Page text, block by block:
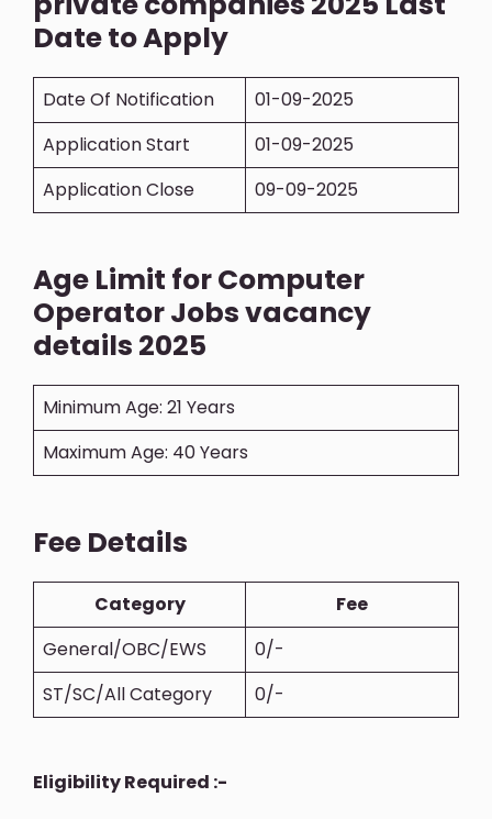
Date to Apply
Date Of Notification
01-09-2025
Application Start
01-09-2025
Application Close
09-09-2025
Age Limit for Computer
Operator Jobs vacancy
details 2025
Minimum Age: 21 Years
Maximum Age: 40 Years
Fee Details
Category
Fee
General/OBC/EWS
0/-
ST/SC/All Category
0/-
Eligibility Required :-